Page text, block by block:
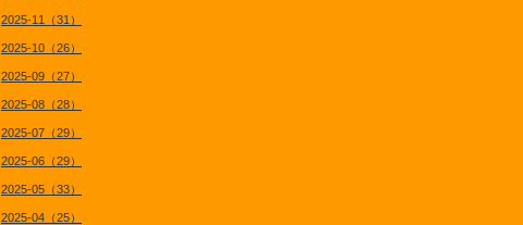
2025-11（31）
2025-10（26）
2025-09（27）
2025-08（28）
2025-07（29）
2025-06（29）
2025-05（33）
2025-04（25）